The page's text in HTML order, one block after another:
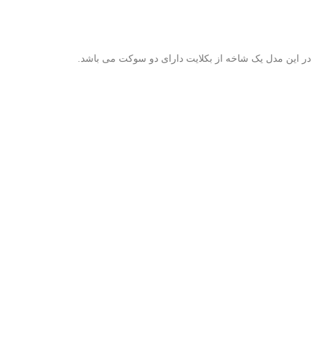
این مدل یک شاخه از بکلایت دارای دو سوکت می باشد.